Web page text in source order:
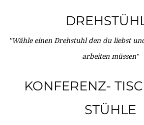
"Wähle einen Drehstuhl den du liebst
arbeiten müssen"
KONFERENZ-
STÜHLE